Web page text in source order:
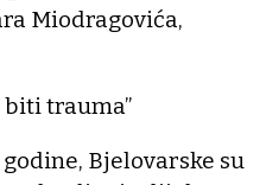
Miodragovića,
biti trauma”
Bjelovarske su